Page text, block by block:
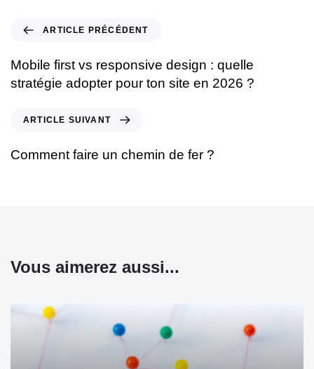
ARTICLE PRÉCÉDENT
Mobile first vs responsive design : quelle
stratégie adopter pour ton site en 2026 ?
ARTICLE SUIVANT
Comment faire un chemin de fer ?
Vous aimerez aussi...